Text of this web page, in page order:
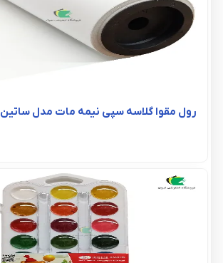
رول مقوا گلاسه سپی نیمه مات مدل ساتین 200 گرم